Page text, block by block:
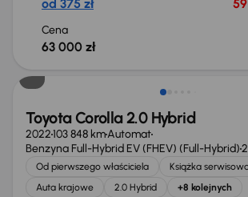
od 375 zł
Cena
63 000 zł
Toyota Corolla 2.0 Hybrid
2022103 848 kmAutomat
Benzyna Full-Hybrid EV (FHEV) (Full-Hybrid)
Od pierwszego właściciela
Książka
Auta krajowe
2.0 Hybrid +8 kolejnych